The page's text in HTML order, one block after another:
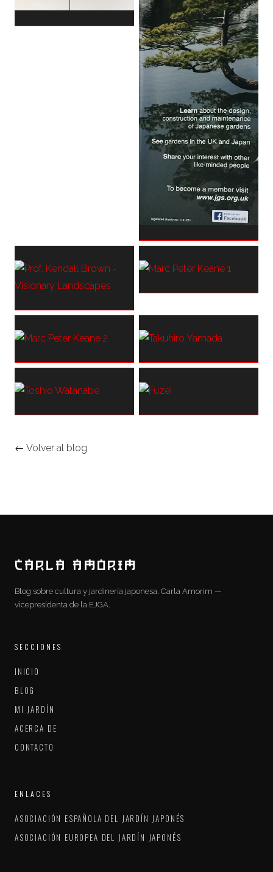
← Volver al blog
CARLA AMORIM
Blog sobre cultura y jardinería japonesa. Carla Amorim —
vicepresidenta de la EJGA.
SECCIONES
INICIO
BLOG
MI JARDÍN
ACERCA DE
CONTACTO
ENLACES
ASOCIACIÓN ESPAÑOLA DEL JARDÍN JAPONÉS
ASOCIACIÓN EUROPEA DEL JARDÍN JAPONÉS